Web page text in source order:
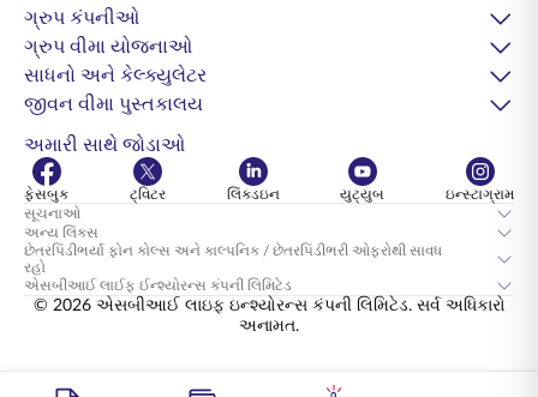
ગ્રુપ કંપનીઓ
ગ્રુપ વીમા યોજનાઓ
સાધનો અને કેલ્ક્યુલેટર
જીવન વીમા પુસ્તકાલય
અમારી સાથે જોડાઓ
ફેસબુક ટ્વિટર લિંક્ડઇન યુટ્યુબ
ઇન્સ્ટાગ્રામ
સૂચનાઓ
અન્ય લિંક્સ
છેતરપિંડીભર્યા ફોન કોલ્સ અને કાલ્પનિક / છેતરપિંડીભરી ઓફરોથી સાવધ
રહો
એસબીઆઈ લાઈફ ઈન્શ્યોરન્સ કંપની લિમિટેડ
© 2026 એસબીઆઈ લાઇફ ઇન્શ્યોરન્સ કંપની લિમિટેડ. સર્વ અધિકારો
અનામત.